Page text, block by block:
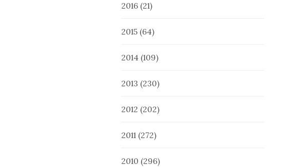
2016 (21)
2015 (64)
2014 (109)
2013 (230)
2012 (202)
2011 (272)
2010 (296)